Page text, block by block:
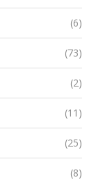
(6)
(73)
(2)
(11)
(25)
(8)